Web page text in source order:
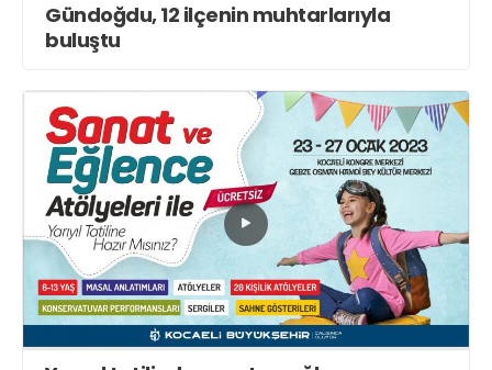
Gündoğdu, 12 ilçenin muhtarlarıyla
buluştu